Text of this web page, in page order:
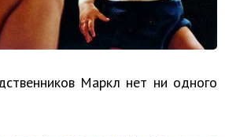
Маркл нет ни одного